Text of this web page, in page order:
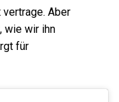
Aber
wie wir ihn
für